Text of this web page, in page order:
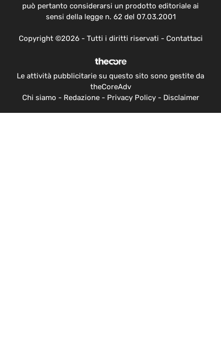
può pertanto considerarsi un prodotto editoriale ai
sensi della legge n. 62 del 07.03.2001
Copyright ©2026 - Tutti i diritti riservati - Contattaci
Le attività pubblicitarie su questo sito sono gestite da
theCoreAdv
Chi siamo - Redazione- Privacy Policy- Disclaimer